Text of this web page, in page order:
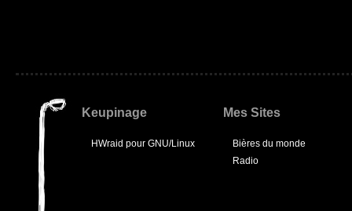
Keupinage
HWraid pour GNU/Linux
Mes Sites
Bières du monde
Radio